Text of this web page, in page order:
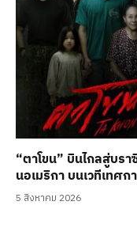
“ตาโขน” บินไกลสู่บร
นอเมริกา บนเวทีเทศ
5 สิงหาคม 2026